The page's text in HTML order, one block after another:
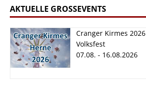
AKTUELLE GROSSEVENTS
Cranger Kirmes 2026
Volksfest
07.08. - 16.08.2026